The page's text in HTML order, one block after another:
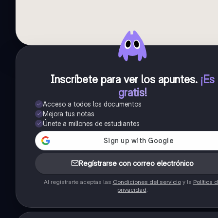
Inscríbete para ver los apuntes. ¡Es
gratis!
Acceso a todos los documentos
Mejora tus notas
Únete a millones de estudiantes
Regístrarse con correo electrónico
Al registrarte aceptas las Condiciones del servicioy la Política
privacidad.